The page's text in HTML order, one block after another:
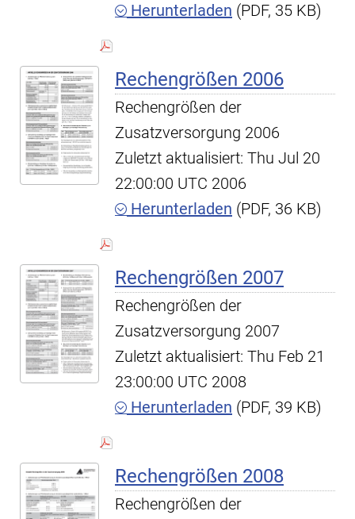
Herunterladen (PDF, 35 KB)
Rechengrößen 2006
Rechengrößen der
Zusatzversorgung 2006
Zuletzt aktualisiert: Thu Jul 20
22:00:00 UTC 2006
Herunterladen (PDF, 36 KB)
Rechengrößen 2007
Rechengrößen der
Zusatzversorgung 2007
Zuletzt aktualisiert: Thu Feb 21
23:00:00 UTC 2008
Herunterladen (PDF, 39 KB)
Rechengrößen 2008
Rechengrößen der